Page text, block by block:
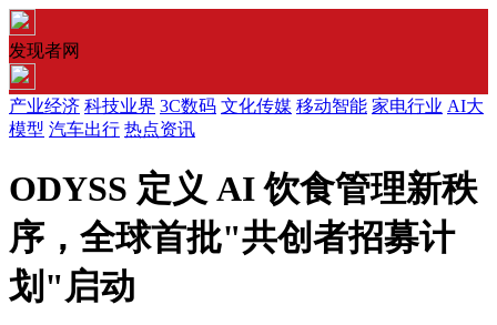
发现者网
产业经济 科技业界 3C数码 文化传媒 移动智能 家电行业 AI大
模型 汽车出行 热点资讯
ODYSS 定义 AI 饮食管理新秩
序，全球首批"共创者招募计
划"启动